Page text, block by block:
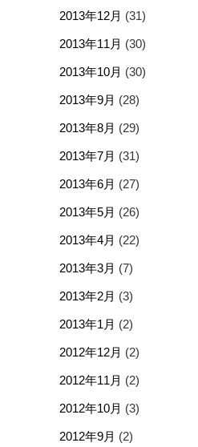
2013年12月 (31)
2013年11月 (30)
2013年10月 (30)
2013年9月 (28)
2013年8月 (29)
2013年7月 (31)
2013年6月 (27)
2013年5月 (26)
2013年4月 (22)
2013年3月 (7)
2013年2月 (3)
2013年1月 (2)
2012年12月 (2)
2012年11月 (2)
2012年10月 (3)
2012年9月 (2)